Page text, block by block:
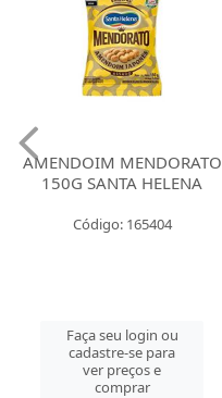
AMENDOIM MENDORATO
150G SANTA HELENA
Código: 165404
Faça seu login ou
cadastre-se para
ver preços e
comprar